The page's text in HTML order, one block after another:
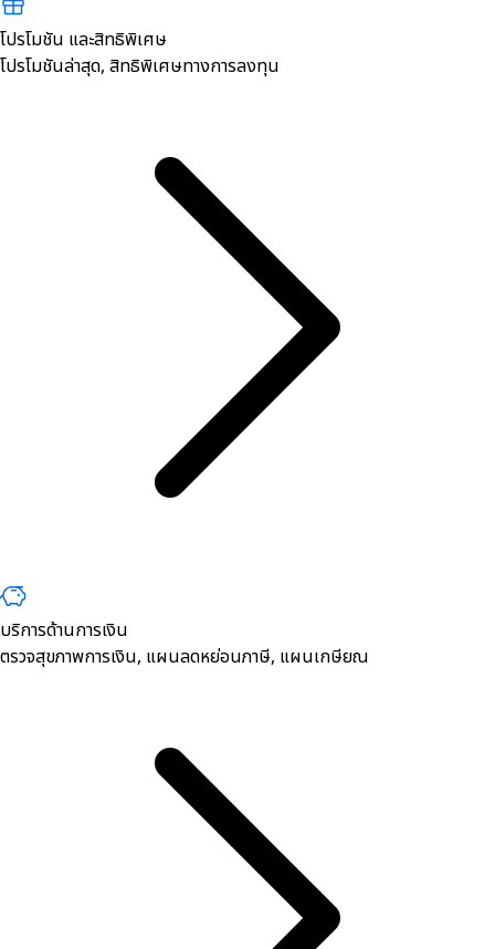
โปรโมชัน และสิทธิพิเศษ
โปรโมชันล่าสุด, สิทธิพิเศษทางการลงทุน
บริการด้านการเงิน
ตรวจสุขภาพการเงิน, ​แผนลดหย่อนภาษี, แผนเกษียณ